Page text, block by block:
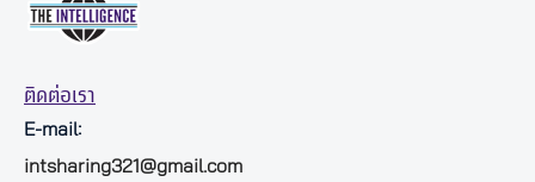
ติดต่อเรา
E-mail:
intsharing321@gmail.com